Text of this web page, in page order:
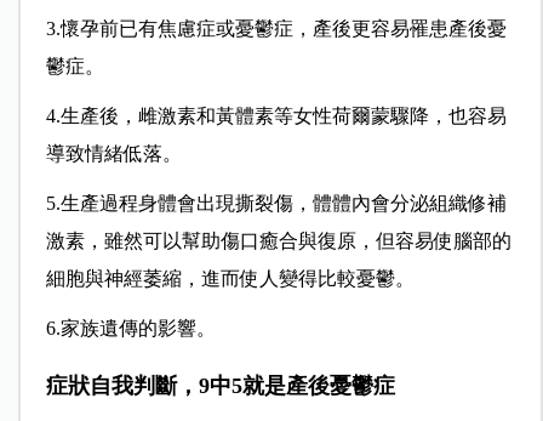
3.懷孕前已有焦慮症或憂鬱症，產後更容易罹患產後憂
鬱症。
4.生產後，雌激素和黃體素等女性荷爾蒙驟降，也容易
導致情緒低落。
5.生產過程身體會出現撕裂傷，體體內會分泌組織修補
激素，雖然可以幫助傷口癒合與復原，但容易使腦部的
細胞與神經萎縮，進而使人變得比較憂鬱。
6.家族遺傳的影響。
症狀自我判斷，9中5就是產後憂鬱症